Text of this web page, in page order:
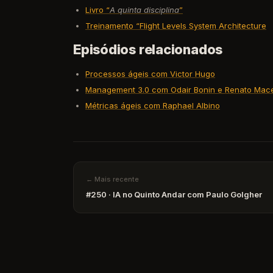
Livro “A quinta disciplina”
Treinamento “Flight Levels System Architecture
Episódios relacionados
Processos ágeis com Victor Hugo
Management 3.0 com Odair Bonin e Renato
Métricas ágeis com Raphael Albino
← Mais recente
#250 · IA no Quinto Andar com Paulo Golgher